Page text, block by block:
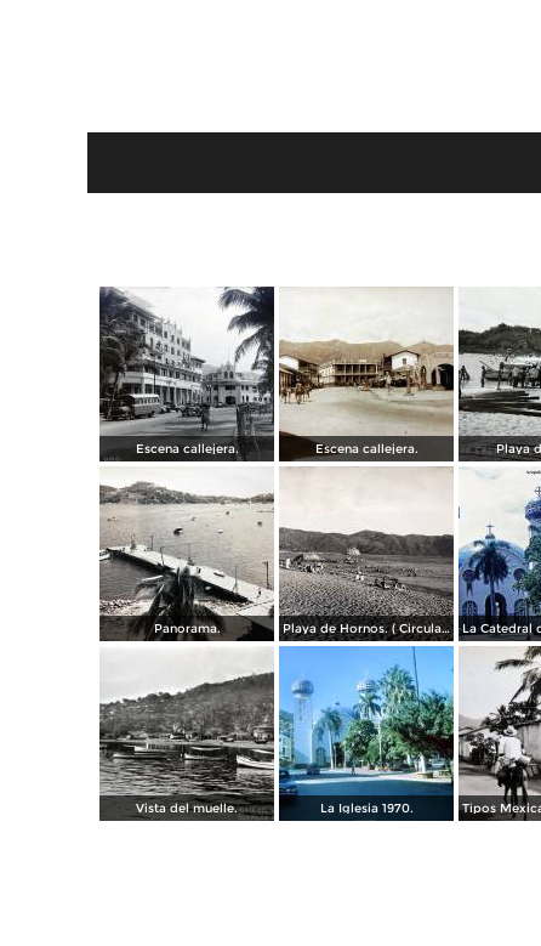
Escena callejera. Escena callejera. Playa
Panorama. Playa de Hornos. ( Circulada el 21 de Marzo de 1940 ).
Vista del muelle. La Iglesia 1970.